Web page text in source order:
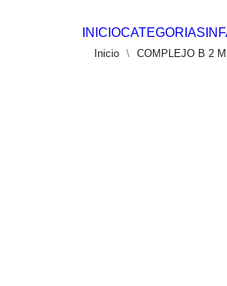
INICIOCATEGORIAS
Inicio COMPLEJO B 2